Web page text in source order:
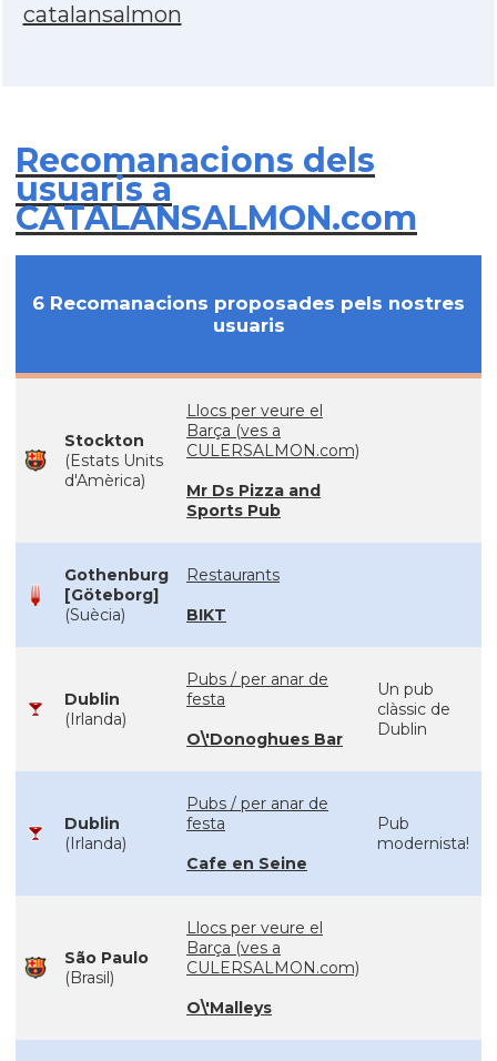
catalansalmon
Recomanacions dels
usuaris a
CATALANSALMON.com
6 Recomanacions proposades pels nostres
usuaris
Stockton
(Estats Units
d'Amèrica)
Llocs per veure el
Barça (ves a
CULERSALMON.com)
Mr Ds Pizza and
Sports Pub
Gothenburg
[Göteborg]
(Suècia)
Restaurants
BIKT
Dublin
(Irlanda)
Pubs / per anar de
festa
O\'Donoghues Bar
Un pub
clàssic de
Dublin
Dublin
(Irlanda)
Pubs / per anar de
festa
Cafe en Seine
Pub
modernista!
São Paulo
(Brasil)
Llocs per veure el
Barça (ves a
CULERSALMON.com)
O\'Malleys